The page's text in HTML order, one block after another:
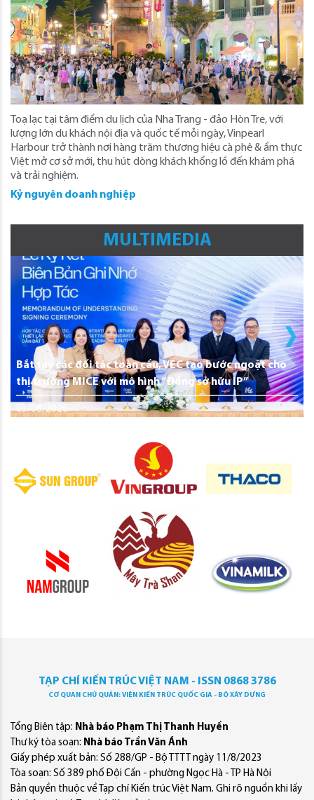
Toạ lạc tại tâm điểm du lịch của Nha Trang - đảo Hòn Tre, với
lượng lớn du khách nội địa và quốc tế mỗi ngày, Vinpearl
Harbour trở thành nơi hàng trăm thương hiệu cà phê & ẩm thực
Việt mở cơ sở mới, thu hút dòng khách khổng lồ đến khám phá
và trải nghiệm.
Kỷ nguyên doanh nghiệp
MULTIMEDIA
Bắt tay các đối tác toàn cầu, VEC tạo bước ngoặt cho
thị trường MICE với mô hình “Đồng sở hữu IP”
03/08/2026
TẠP CHÍ KIẾN TRÚC VIỆT NAM - ISSN 0868 3786
CƠ QUAN CHỦ QUẢN: VIỆN KIẾN TRÚC QUỐC GIA - BỘ XÂY DỰNG
Tổng Biên tập: Nhà báo Phạm Thị Thanh Huyền
Thư ký tòa soạn: Nhà báo Trần Văn Ánh
Giấy phép xuất bản: Số 288/GP - Bộ TTTT ngày 11/8/2023
Tòa soạn: Số 389 phố Đội Cấn - phường Ngọc Hà - TP Hà Nội
Bản quyền thuộc về Tạp chí Kiến trúc Việt Nam. Ghi rõ nguồn khi lấy